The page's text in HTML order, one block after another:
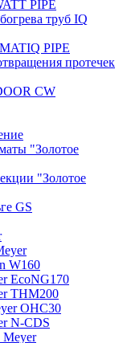
PIPE
труб IQ
PIPE
протечек
CW
"Золотое
"Золотое
GS
W160
EcoNG170
THM200
OHC30
N-CDS
Meyer